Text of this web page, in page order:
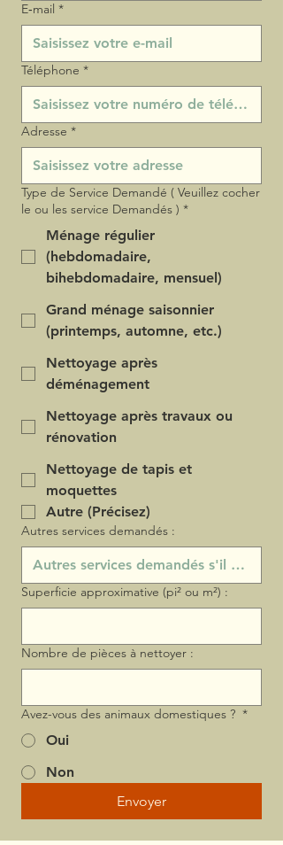
E‑mail *
Téléphone *
Adresse *
Type de Service Demandé ( Veuillez cocher
le ou les service Demandés ) *
Ménage régulier
(hebdomadaire,
bihebdomadaire, mensuel)
Grand ménage saisonnier
(printemps, automne, etc.)
Nettoyage après
déménagement
Nettoyage après travaux ou
rénovation
Nettoyage de tapis et
moquettes
Autre (Précisez)
Autres services demandés :
Superficie approximative (pi² ou m²) :
Nombre de pièces à nettoyer :
Avez-vous des animaux domestiques ? *
Oui
Non
Envoyer